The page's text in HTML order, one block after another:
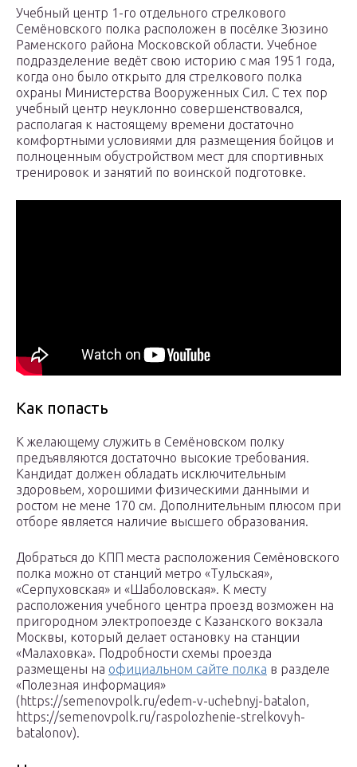
Учебный центр 1-го отдельного стрелкового
Семёновского полка расположен в посёлке Зюзино
Раменского района Московской области. Учебное
подразделение ведёт свою историю с мая 1951 года,
когда оно было открыто для стрелкового полка
охраны Министерства Вооруженных Сил. С тех пор
учебный центр неуклонно совершенствовался,
располагая к настоящему времени достаточно
комфортными условиями для размещения бойцов и
полноценным обустройством мест для спортивных
тренировок и занятий по воинской подготовке.
Как попасть
К желающему служить в Семёновском полку
предъявляются достаточно высокие требования.
Кандидат должен обладать исключительным
здоровьем, хорошими физическими данными и
ростом не мене 170 см. Дополнительным плюсом при
отборе является наличие высшего образования.
Добраться до КПП места расположения Семёновского
полка можно от станций метро «Тульская»,
«Серпуховская» и «Шаболовская». К месту
расположения учебного центра проезд возможен на
пригородном электропоезде с Казанского вокзала
Москвы, который делает остановку на станции
«Малаховка». Подробности схемы проезда
размещены на официальном сайте полка в разделе
«Полезная информация»
(https://semenovpolk.ru/edem-v-uchebnyj-batalon,
https://semenovpolk.ru/raspolozhenie-strelkovyh-
batalonov).